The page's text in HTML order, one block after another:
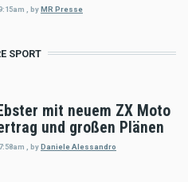
byMR Presse
SPORT
mit neuem ZX Moto
und großen Plänen
byDaniele Alessandro